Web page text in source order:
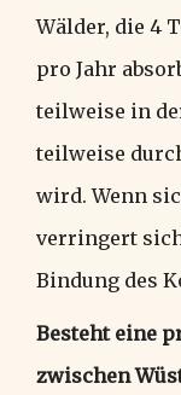
Wälder, die 4
pro Jahr
teilweise in
teilweise
wird. Wenn
verringert
Bindung des
Besteht eine
zwischen